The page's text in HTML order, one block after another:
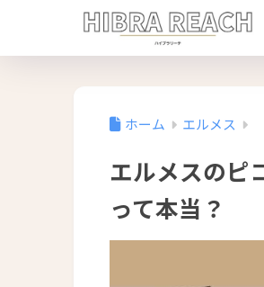
ホーム エルメス
エルメスのピ
って本当？